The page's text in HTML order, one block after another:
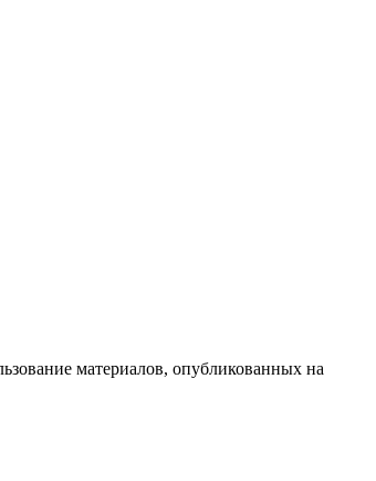
материалов, опубликованных на